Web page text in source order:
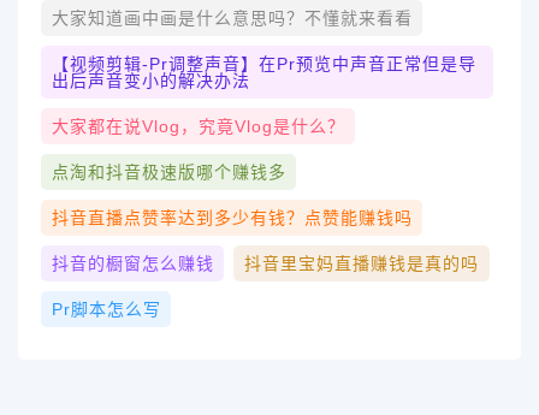
大家知道画中画是什么意思吗？不懂就来看看
【视频剪辑-Pr调整声音】在Pr预览中声音正常但是导
出后声音变小的解决办法
大家都在说Vlog，究竟Vlog是什么？
点淘和抖音极速版哪个赚钱多
抖音直播点赞率达到多少有钱？点赞能赚钱吗
抖音的橱窗怎么赚钱 抖音里宝妈直播赚钱是真的吗
Pr脚本怎么写